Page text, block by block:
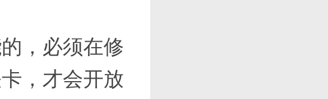
，必须在修
，才会开放